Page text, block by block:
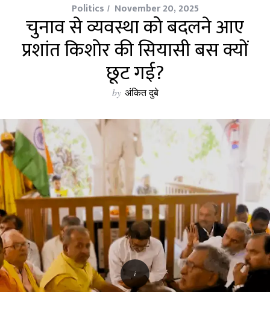
Politics November 20, 2025
चुनाव से व्यवस्था को बदलने आए
प्रशांत किशोर की सियासी बस क्यों
छूट गई?
by अंकित दुबे